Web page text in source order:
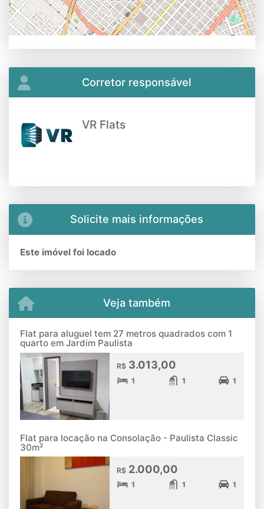
Corretor responsável
VR Flats
Solicite mais informações
Este imóvel foi locado
Veja também
Flat para aluguel tem 27 metros quadrados com 1
quarto em Jardim Paulista
R$ 3.013,00
1 1 1
Flat para locação na Consolação - Paulista Classic
30m²
R$ 2.000,00
1 1 1